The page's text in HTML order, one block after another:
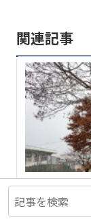
関連記事
曲輪クエス
9